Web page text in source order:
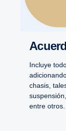
Incluye
chasis,
entre otros.